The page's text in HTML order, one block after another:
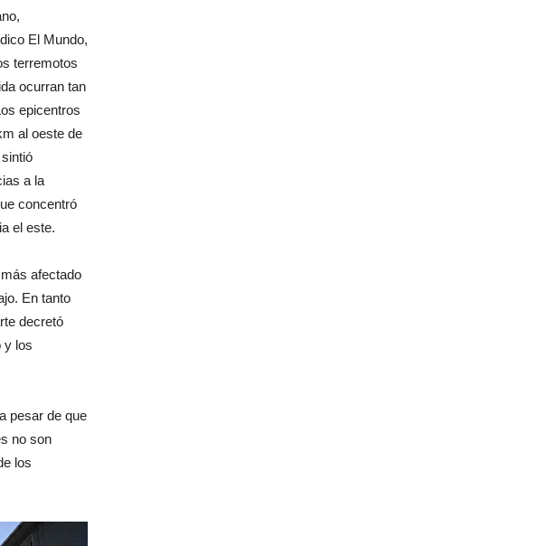
El Mundo,
terremotos
ocurran tan
epicentros
al oeste de
a la
concentró
el este.
afectado
En tanto
decretó
y los
pesar de que
no son
los